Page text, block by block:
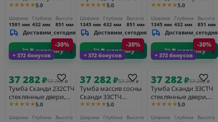
двери, серый 7046/
★★★★★5.0
Ширина
1591 мм
Глубина
432 мм
Высота
851 мм
Доставим_сегодня
В корзину
антик
★★★★★5.0
Ширина
1345 мм
Глубина
432 мм
Высота
851 мм
Доставим_сегодня
В корзину
двери серый 7046/
★★★★★5.0
Ширина
1345 мм
Глубина
432 мм
Высота
851 мм
Доставим_сегодня
В корзину
+ 372 бонусов
-30%
37 282₽53 260 ₽
Тумба Сканди 232СТЧ
стеклянные двери,
серый 7046/антик
★★★★★5.0
Ширина
Глубина
Высота
+ 372 бонусов
-30%
37 282₽53 260 ₽
Тумба массив сосны
Сканди 33СТЧ
стеклянные двери
★★★★★5.0
Ширина
Глубина
Высота
+ 372 бонусов
-30%
37 282₽53 260 ₽
Тумба Сканди 33СТЧ
стеклянные двери,
серый 7046/антик
★★★★★5.0
Ширина
Глубина
Высота